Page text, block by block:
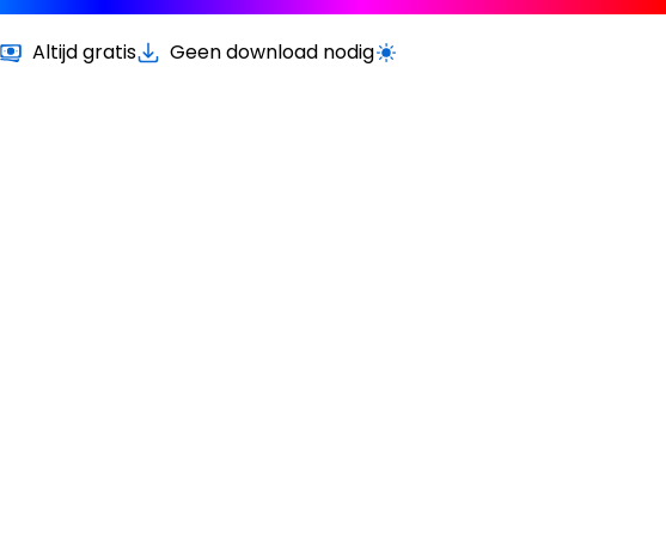
Altijd gratis Geen download nodigSchakel licht/donker modus